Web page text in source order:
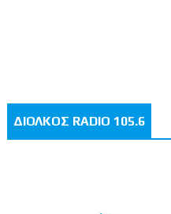
ΔΙΟΛΚΟΣ RADIO 105.6